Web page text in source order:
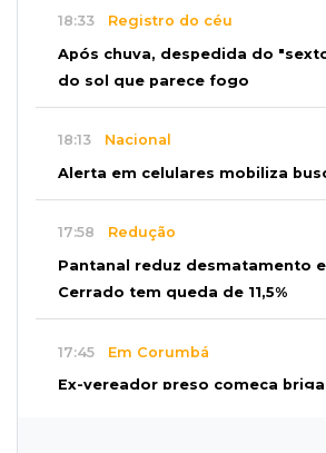
18:33 Registro do céu
Após chuva, despedida do
do sol que parece fogo
18:13 Nacional
Alerta em celulares mobiliza
17:58 Redução
Pantanal reduz desmatamento
Cerrado tem queda de 11,5%
17:45 Em Corumbá
Ex-vereador preso começa